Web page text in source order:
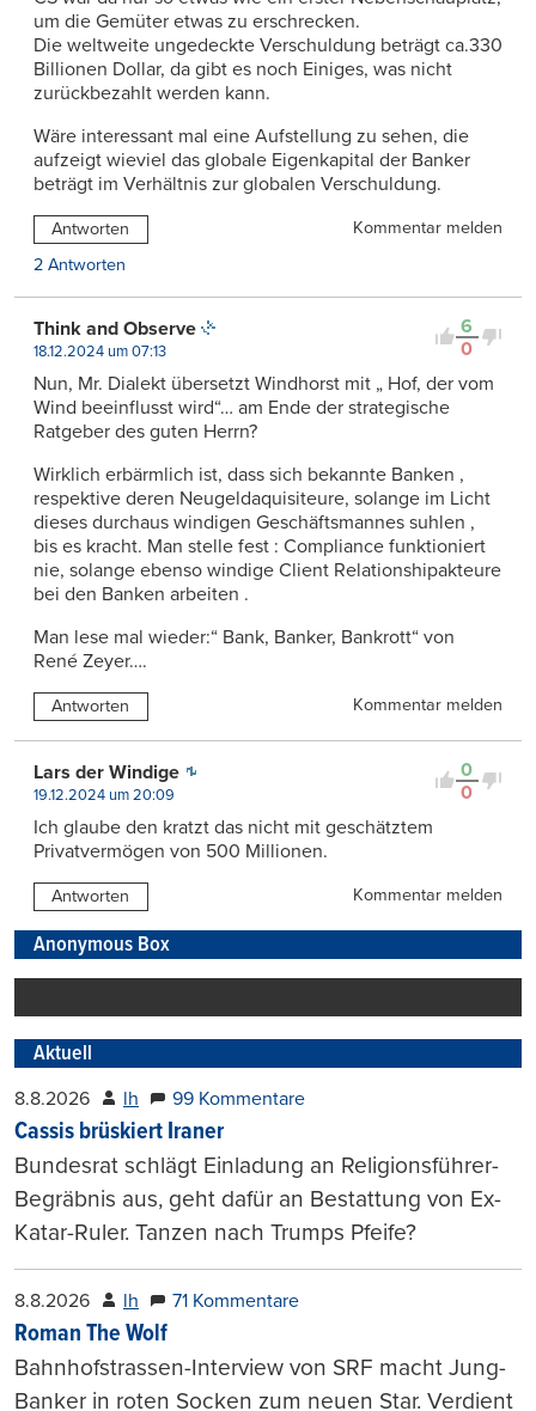
um die Gemüter etwas zu erschrecken.
Die weltweite ungedeckte Verschuldung beträgt ca.330
Billionen Dollar, da gibt es noch Einiges, was nicht
zurückbezahlt werden kann.
Wäre interessant mal eine Aufstellung zu sehen, die
aufzeigt wieviel das globale Eigenkapital der Banker
beträgt im Verhältnis zur globalen Verschuldung.
Antworten
Kommentar melden
2 Antworten
6
0
Think and Observe
18.12.2024 um 07:13
Nun, Mr. Dialekt übersetzt Windhorst mit „ Hof, der vom
Wind beeinflusst wird“… am Ende der strategische
Ratgeber des guten Herrn?
Wirklich erbärmlich ist, dass sich bekannte Banken ,
respektive deren Neugeldaquisiteure, solange im Licht
dieses durchaus windigen Geschäftsmannes suhlen ,
bis es kracht. Man stelle fest : Compliance funktioniert
nie, solange ebenso windige Client Relationshipakteure
bei den Banken arbeiten .
Man lese mal wieder:“ Bank, Banker, Bankrott“ von
René Zeyer….
Antworten Kommentar melden
0
0
Lars der Windige
19.12.2024 um 20:09
Ich glaube den kratzt das nicht mit geschätztem
Privatvermögen von 500 Millionen.
Antworten Kommentar melden
Anonymous Box
Aktuell
8.8.2026 lh 99 Kommentare
Cassis brüskiert Iraner
Bundesrat schlägt Einladung an Religionsführer-
Begräbnis aus, geht dafür an Bestattung von Ex-
Katar-Ruler. Tanzen nach Trumps Pfeife?
8.8.2026 lh 71 Kommentare
Roman The Wolf
Bahnhofstrassen-Interview von SRF macht Jung-
Banker in roten Socken zum neuen Star. Verdient